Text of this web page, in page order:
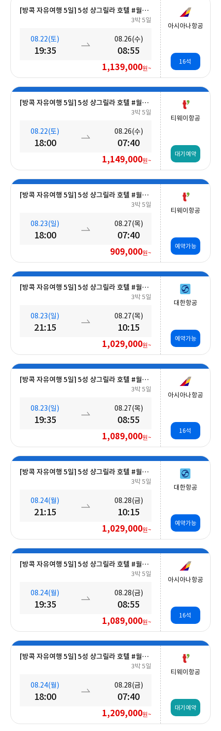
[방콕 자유여행 5일] 5성 샹그릴라 호텔 #월드체인 #차오프라야강변 #조식포함 #호캉스 #도심접근성
3박 5일
08.22(토)
19:35
08.26(수)
08:55
1,139,000원~
아시아나항공
16석
[방콕 자유여행 5일] 5성 샹그릴라 호텔 #월드체인 #차오프라야강변 #조식포함 #호캉스 #도심접근성
3박 5일
08.22(토)
18:00
08.26(수)
07:40
1,149,000원~
티웨이항공
대기예약
[방콕 자유여행 5일] 5성 샹그릴라 호텔 #월드체인 #차오프라야강변 #조식포함 #호캉스 #도심접근성
3박 5일
08.23(일)
18:00
08.27(목)
07:40
909,000원~
티웨이항공
예약가능
[방콕 자유여행 5일] 5성 샹그릴라 호텔 #월드체인 #차오프라야강변 #조식포함 #호캉스 #도심접근성
3박 5일
08.23(일)
21:15
08.27(목)
10:15
1,029,000원~
대한항공
예약가능
[방콕 자유여행 5일] 5성 샹그릴라 호텔 #월드체인 #차오프라야강변 #조식포함 #호캉스 #도심접근성
3박 5일
08.23(일)
19:35
08.27(목)
08:55
1,089,000원~
아시아나항공
16석
[방콕 자유여행 5일] 5성 샹그릴라 호텔 #월드체인 #차오프라야강변 #조식포함 #호캉스 #도심접근성
3박 5일
08.24(월)
21:15
08.28(금)
10:15
1,029,000원~
대한항공
예약가능
[방콕 자유여행 5일] 5성 샹그릴라 호텔 #월드체인 #차오프라야강변 #조식포함 #호캉스 #도심접근성
3박 5일
08.24(월)
19:35
08.28(금)
08:55
1,089,000원~
아시아나항공
16석
[방콕 자유여행 5일] 5성 샹그릴라 호텔 #월드체인 #차오프라야강변 #조식포함 #호캉스 #도심접근성
3박 5일
08.24(월)
18:00
08.28(금)
07:40
1,209,000원~
티웨이항공
대기예약